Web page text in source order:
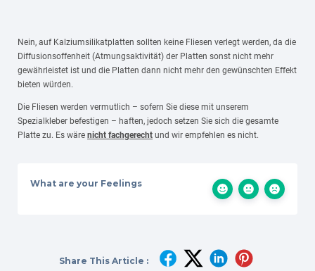
Nein, auf Kalziumsilikatplatten sollten keine Fliesen verlegt werden, da die
Diffusionsoffenheit (Atmungsaktivität) der Platten sonst nicht mehr
gewährleistet ist und die Platten dann nicht mehr den gewünschten Effekt
bieten würden.
Die Fliesen werden vermutlich – sofern Sie diese mit unserem
Spezialkleber befestigen – haften, jedoch setzen Sie sich die gesamte
Platte zu. Es wäre nicht fachgerecht und wir empfehlen es nicht.
What are your Feelings
Share This Article :